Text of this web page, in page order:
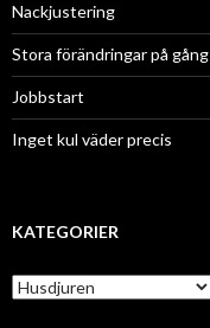
Nackjustering
Stora förändringar på gång
Jobbstart
Inget kul väder precis
KATEGORIER
K
a